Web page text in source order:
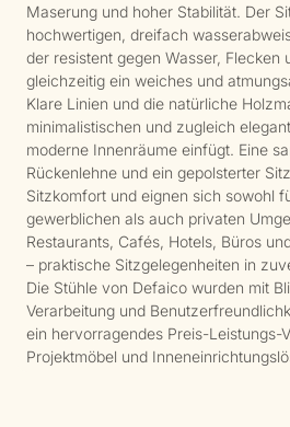
Maserung und hoher Stabilität. Der
hochwertigen, dreifach
der resistent gegen Wasser, Flecken
gleichzeitig ein weiches und
Klare Linien und die natürliche
minimalistischen und zugleich
moderne Innenräume einfügt. Eine
Rückenlehne und ein gepolsterter
Sitzkomfort und eignen sich sowohl
gewerblichen als auch privaten
Restaurants, Cafés, Hotels, Büros
– praktische Sitzgelegenheiten in
Die Stühle von Defaico wurden mit
Verarbeitung und
ein hervorragendes Preis-Leistungs-
Projektmöbel und